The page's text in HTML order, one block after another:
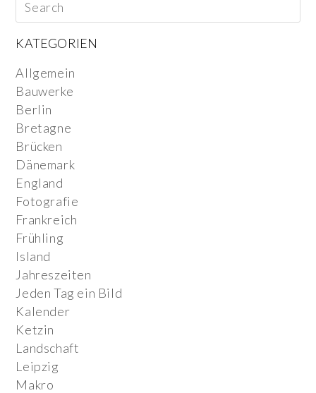
KATEGORIEN
Allgemein
Bauwerke
Berlin
Bretagne
Brücken
Dänemark
England
Fotografie
Frankreich
Frühling
Island
Jahreszeiten
Jeden Tag ein Bild
Kalender
Ketzin
Landschaft
Leipzig
Makro